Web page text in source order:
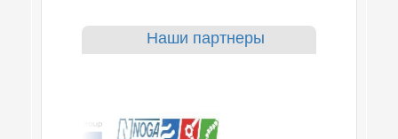
Наши партнеры